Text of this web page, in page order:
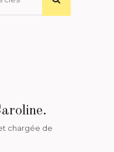
chargée de